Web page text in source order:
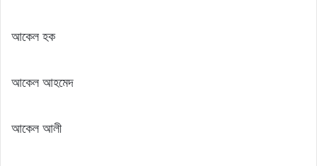
আকেল হক
আকেল আহমেদ
আকেল আলী